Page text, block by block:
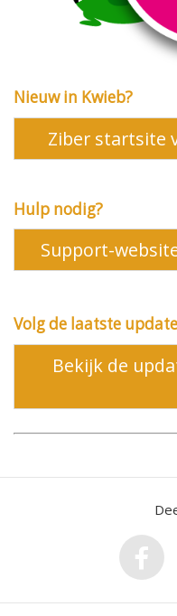
Nieuw in Kwieb?
Ziber startsite
Hulp nodig?
Support-
Volg de laatste
Bekijk de